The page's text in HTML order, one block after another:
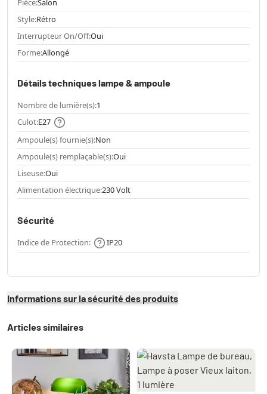
Pièce:Salon
Style:Rétro
Interrupteur On/Off:Oui
Forme:Allongé
Détails techniques lampe & ampoule
Nombre de lumière(s):1
Culot:E27
Ampoule(s) fournie(s):Non
Ampoule(s) remplaçable(s):Oui
Liseuse:Oui
Alimentation électrique:230 Volt
Sécurité
Indice de Protection: IP20
Informations sur la sécurité des produits
Articles similaires